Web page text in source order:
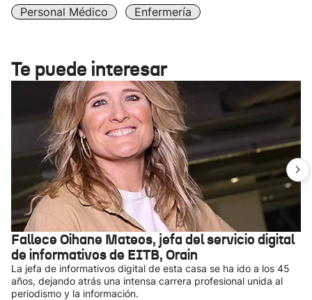
Personal Médico
Enfermería
Te puede interesar
Fallece Oihane Mateos, jefa del servicio digital
de informativos de EITB, Orain
La jefa de informativos digital de esta casa se ha ido a los 45
años, dejando atrás una intensa carrera profesional unida al
periodismo y la información.